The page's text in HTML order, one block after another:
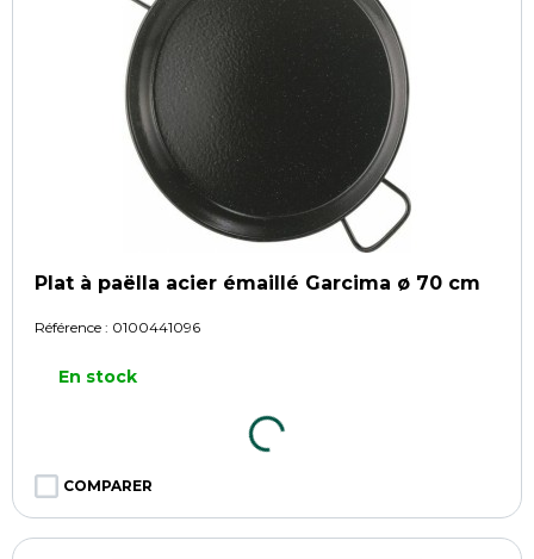
Plat à paëlla acier émaillé Garcima ø 70 cm
Référence : 0100441096
En stock
COMPARER